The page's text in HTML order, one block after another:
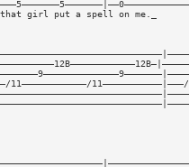
girl put a spell on me._